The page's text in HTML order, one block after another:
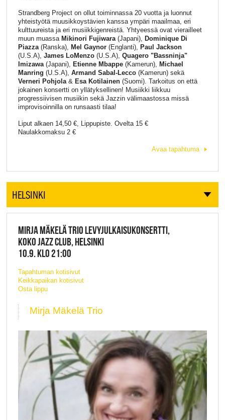
Strandberg Project on ollut toiminnassa 20 vuotta ja luonnut
yhteistyötä muusikkoystävien kanssa ympäri maailmaa, eri
kulttuureista ja eri musiikkigenreistä. Yhtyeessä ovat vierailleet
muun muassa Mikinori Fujiwara(Japani), Dominique Di
Piazza(Ranska), Mel Gaynor(Englanti), Paul Jackson
(U.S.A), James LoMenzo(U.S.A), Quagero "Bassninja"
Imizawa(Japani), Etienne Mbappe(Kamerun), Michael
Manring (U.S.A), Armand Sabal-Lecco(Kamerun) sekä
Verneri Pohjola& Esa Kotilainen(Suomi). Tarkoitus on että
jokainen konsertti on yllätyksellinen! Musiikki liikkuu
progressiivisen musiikin sekä Jazzin välimaastossa missä
improvisoinnilla on runsaasti tilaa!
Liput alkaen 14,50 €, Lippupiste. Ovelta 15 €
Naulakkomaksu 2 €
Avaa tapahtuma
HELSINKI
MIRJA MÄKELÄ TRIO LEVYJULKAISUKONSERTTI,
KOKO JAZZ CLUB, HELSINKI
10.9. KLO 21:00
Tapahtuman kotisivut
Keikkapaikan kotisivut
Osta lippu
Mirja Mäkelä Trio